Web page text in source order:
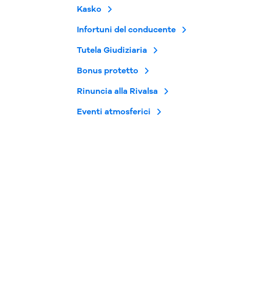
Kasko
Infortuni del conducente
Tutela Giudiziaria
Bonus protetto
Rinuncia alla Rivalsa
Eventi atmosferici